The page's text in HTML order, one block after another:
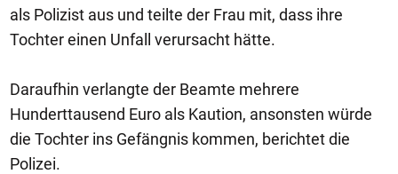
als Polizist aus und teilte der Frau mit, dass ihre
Tochter einen Unfall verursacht hätte.
Daraufhin verlangte der Beamte mehrere
Hunderttausend Euro als Kaution, ansonsten würde
die Tochter ins Gefängnis kommen, berichtet die
Polizei.